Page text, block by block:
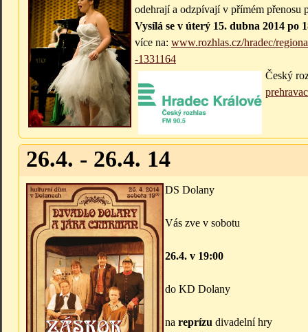
odehrají a odzpívají v přímém přenosu
Vysílá se v úterý 15. dubna 2014 po
více na: www.rozhlas.cz/hradec/
-1331164
Český
26.4. - 26.4. 14
DS Dolany
Vás zve v sobotu
26.4. v 19:00
do KD Dolany
na reprízu divadelní hry